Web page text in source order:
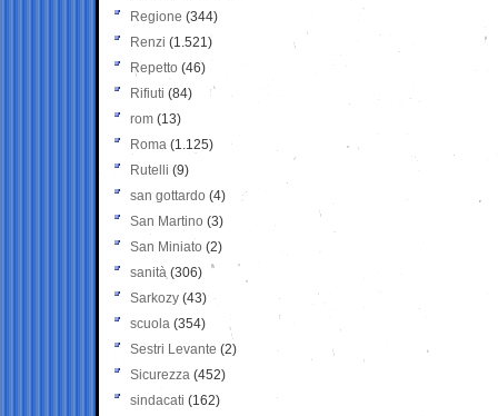
Regione (344)
Renzi (1.521)
Repetto (46)
Rifiuti (84)
rom (13)
Roma (1.125)
Rutelli (9)
san gottardo (4)
San Martino (3)
San Miniato (2)
sanità (306)
Sarkozy (43)
scuola (354)
Sestri Levante (2)
Sicurezza (452)
sindacati (162)